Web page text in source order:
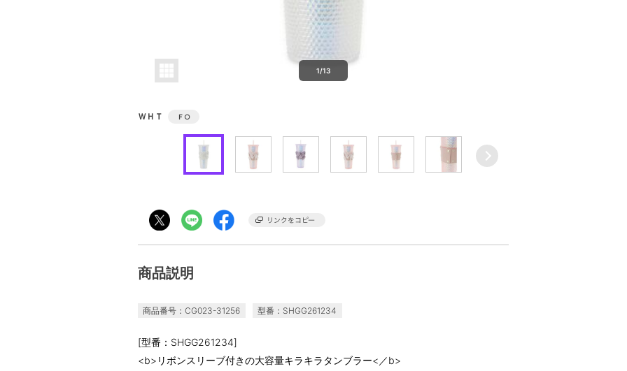
1/13
ＷＨＴ Ｆ○
商品説明
商品番号：CG023-31256 型番：SHGG261234
[型番：SHGG261234]
<b>リボンスリーブ付きの大容量キラキラタンブラー<／b>